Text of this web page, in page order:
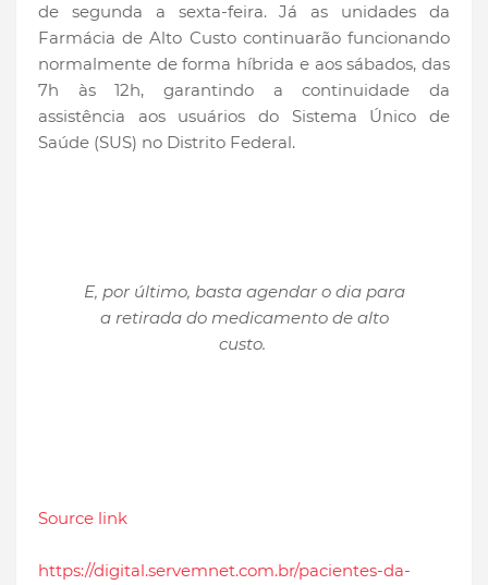
de segunda a sexta-feira. Já as unidades da
Farmácia de Alto Custo continuarão funcionando
normalmente de forma híbrida e aos sábados, das
7h às 12h, garantindo a continuidade da
assistência aos usuários do Sistema Único de
Saúde (SUS) no Distrito Federal.
E, por último, basta agendar o dia para
a retirada do medicamento de alto
custo.
Source link
https://digital.servemnet.com.br/pacientes-da-